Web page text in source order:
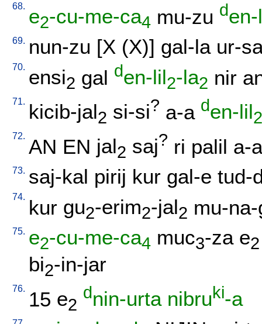
68. e2-cu-me-ca4 mu-zu d
69. nun-zu [X (X)] gal-la ur-
70. ensi2 gal den-lil2-la2 nir
71. kicib-jal2 si-si? a-a den-lil2
72. AN EN jal2 saj? ri palil a-a
73. saj-kal pirij kur gal-e tud-
74. kur gu2-erim2-jal2 mu-
75. e2-cu-me-ca4 muc3-za e2
bi2-in-jar
76. 15 e2
dnin-urta nibruki-a